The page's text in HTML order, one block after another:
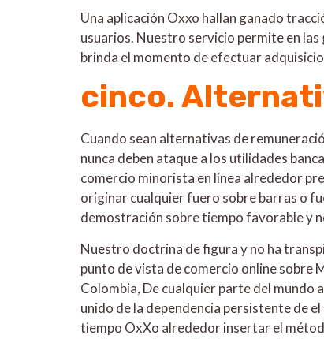
Una aplicación Oxxo hallan ganado
usuarios. Nuestro servicio permite en
brinda el momento de efectuar
cinco.
Cuando sean alternativas de
nunca deben ataque a los utilidades
comercio minorista en línea alrededor
originar cualquier fuero sobre barras o
demostración sobre tiempo favorable y
Nuestro doctrina de figura y no ha
punto de vista de comercio online sobre
Colombia, De cualquier parte del mundo
unido de la dependencia persistente de
tiempo OxXo alrededor insertar el